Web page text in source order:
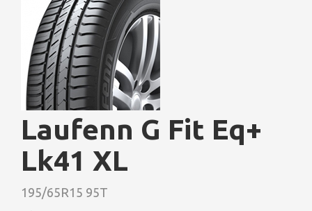
Laufenn G Fit Eq+
Lk41 XL
195/65R15 95T